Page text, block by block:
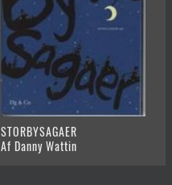
STORBYSAGAER
Af Danny Wattin